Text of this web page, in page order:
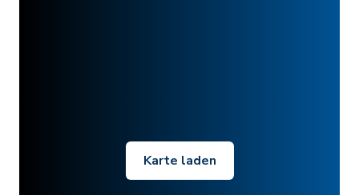
Karte laden